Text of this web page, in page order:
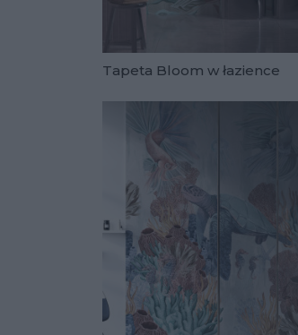
Tapeta Bloom w łazience